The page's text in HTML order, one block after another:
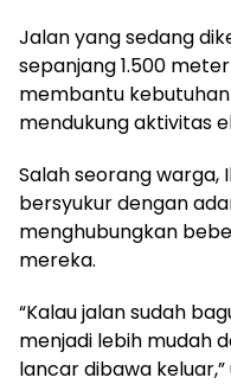
Jalan yang sedang
sepanjang 1.500
membantu
mendukung aktivitas
Salah seorang warga,
bersyukur dengan
menghubungkan
mereka.
“Kalau jalan sudah
menjadi lebih mudah
lancar dibawa keluar,”